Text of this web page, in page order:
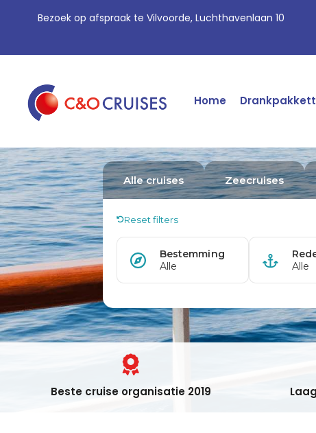
Bezoek op afspraak te Vilvoorde, Luchthavenlaan 10
Home
Beste cruise organisatie 2019